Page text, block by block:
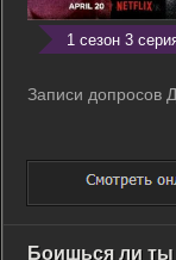
1 сезон 3
Записи допросов
Боишься ли ты